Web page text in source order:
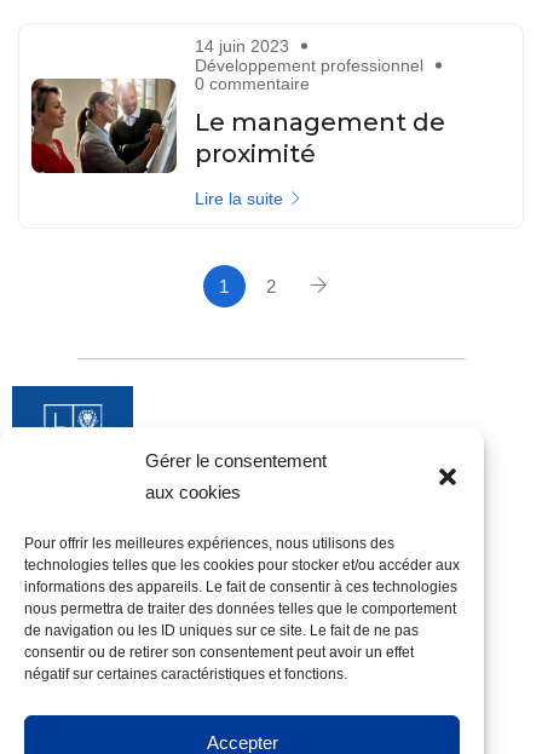
Gérer le consentement
aux cookies
Pour offrir les meilleures expériences, nous utilisons des
technologies telles que les cookies pour stocker et/ou accéder aux
informations des appareils. Le fait de consentir à ces technologies
nous permettra de traiter des données telles que le comportement
de navigation ou les ID uniques sur ce site. Le fait de ne pas
consentir ou de retirer son consentement peut avoir un effet
négatif sur certaines caractéristiques et fonctions.
Accepter
14 juin 2023
Développement professionnel
0 commentaire
Le management de
proximité
Lire la suite
1 2
Candidats
Nos opportunités
Je postule
Employeurs